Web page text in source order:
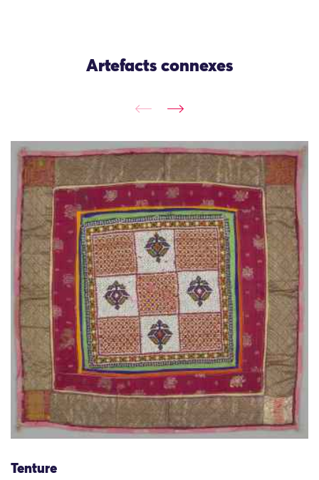
Artefacts connexes
Tenture